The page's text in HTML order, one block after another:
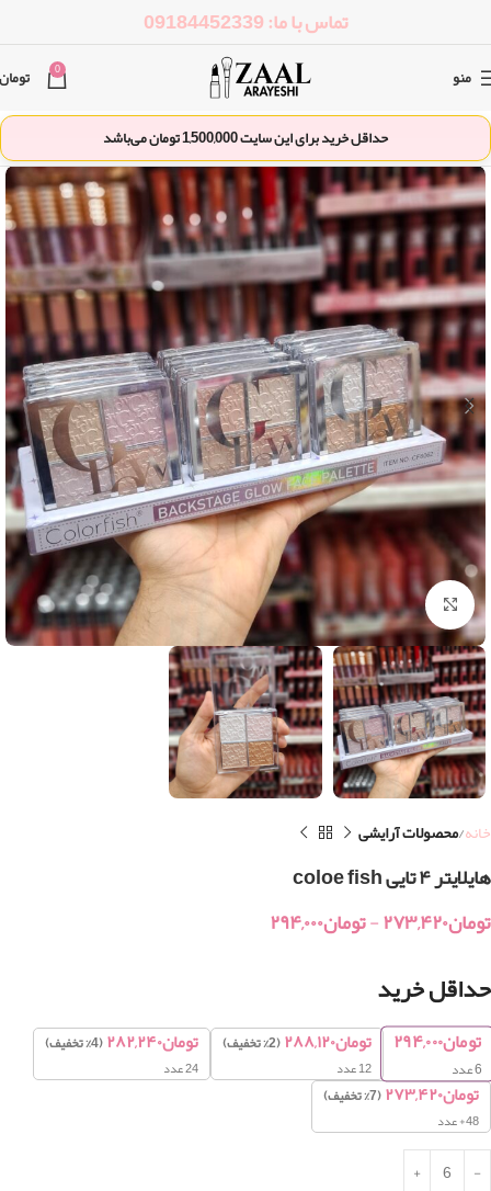
تماس با ما: 09184452339
منو 0 تومان
حداقل خرید برای این سایت1,500,000تومان می‌باشد
بزرگنمایی تصویر
خانه محصولات آرایشی
هایلایتر ۴ تایی coloe fish
تومان۲۷۳,۴۲۰-تومان۲۹۴,۰۰۰
حداقل خرید
تومان۲۹۴,۰۰۰
6عدد
تومان۲۸۸,۱۲۰(2% تخفیف)
12 عدد
تومان۲۸۲,۲۴۰(4% تخفیف)
24 عدد
تومان۲۷۳,۴۲۰(7% تخفیف)
48+ عدد